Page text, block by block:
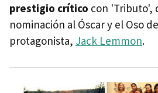
prestigio crítico con 'Tributo',
nominación al Óscar y el Oso
protagonista, Jack Lemmon.